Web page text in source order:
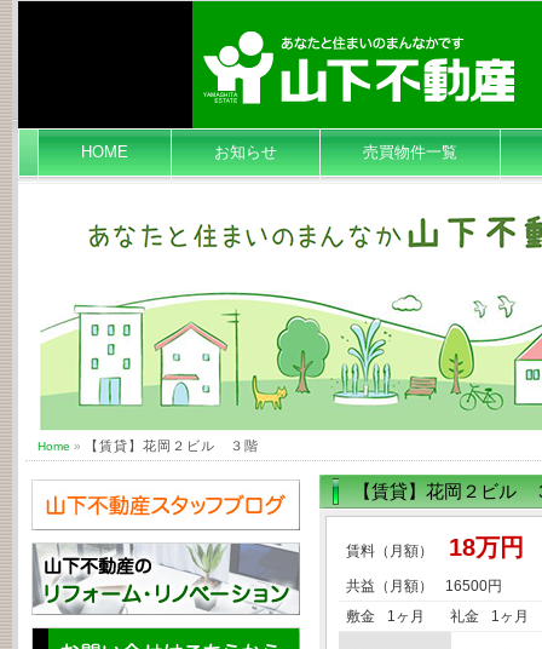
HOME お知らせ 売買物件一覧
Home » 【賃貸】花岡２ビル ３階
【賃貸】花岡２ビル
賃料（月額） 18万円
共益（月額）
16500円
敷金
1ヶ月 礼金 1ヶ月